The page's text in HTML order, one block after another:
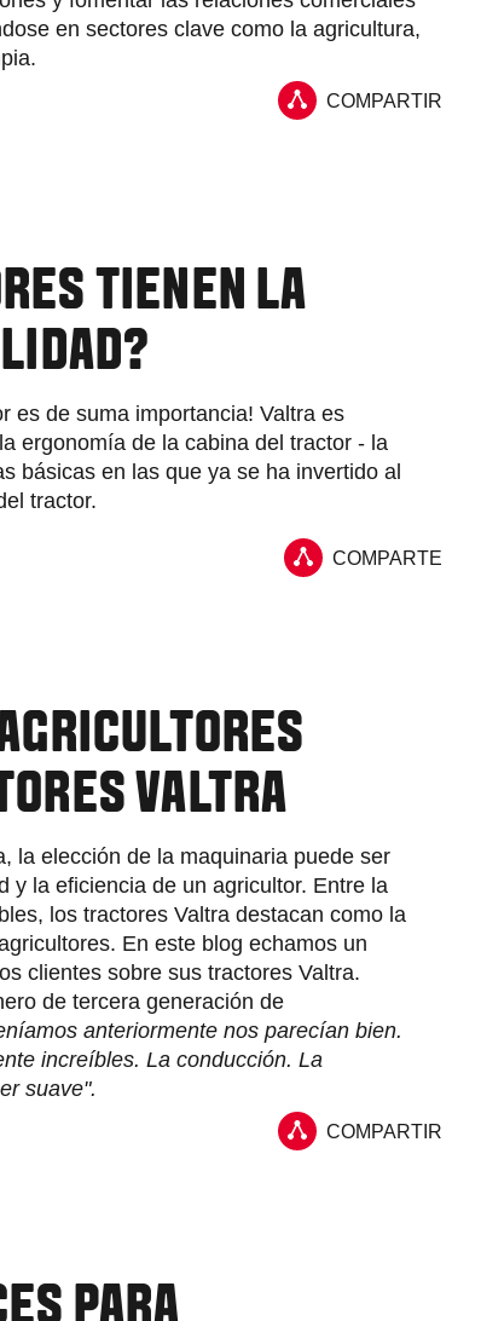
en sectores clave como la agricultura,
COMPARTIR
TIENEN LA
es de suma importancia! Valtra es
ergonomía de la cabina del tractor - la
básicas en las que ya se ha invertido al
tractor.
COMPARTE
VALTRA
la elección de la maquinaria puede ser
y la eficiencia de un agricultor. Entre la
los tractores Valtra destacan como la
En este blog echamos un
clientes sobre sus tractores Valtra.
de tercera generación de
anteriormente nos parecían bien.
increíbles. La conducción. La
suave".
COMPARTIR